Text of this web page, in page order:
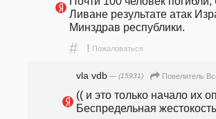
Ливане результате атак
Минздрав республики.
# ! Пожаловаться
vla vdb — (15931) Повелитель
(( и это только начало их
Беспредельная